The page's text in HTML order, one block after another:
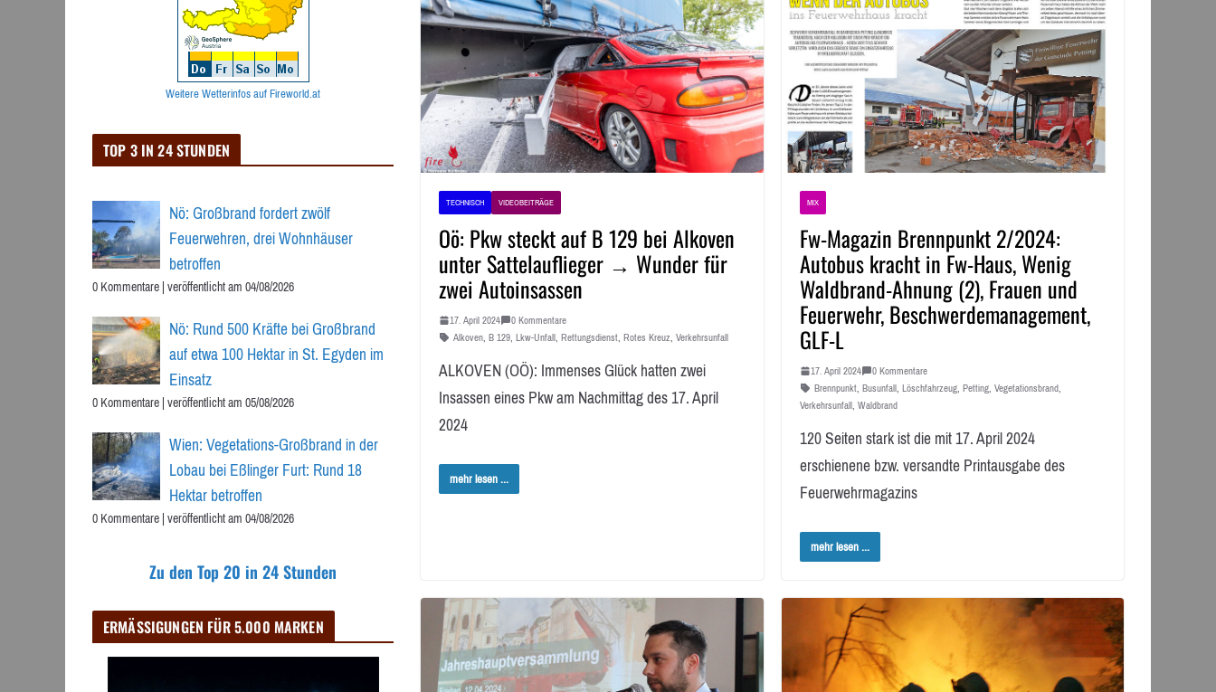
TECHNISCH VIDEOBEITRÄGE
Oö: Pkw steckt auf B 129 bei Alkoven
unter Sattelauflieger → Wunder für
zwei Autoinsassen
17. April 2024 0 Kommentare
Alkoven, B 129, Lkw-Unfall, Rettungsdienst, Rotes Kreuz, Verkehrsunfall
ALKOVEN (OÖ): Immenses Glück hatten zwei
Insassen eines Pkw am Nachmittag des 17. April
2024
mehr lesen ...
MIX
Fw-Magazin Brennpunkt 2/2024:
Autobus kracht in Fw-Haus, Wenig
Waldbrand-Ahnung (2), Frauen und
Feuerwehr, Beschwerdemanagement,
GLF-L
17. April 2024
0 Kommentare
Brennpunkt, Busunfall, Löschfahrzeug, Petting, Vegetationsbrand,
Verkehrsunfall, Waldbrand
120 Seiten stark ist die mit 17. April 2024
erschienene bzw. versandte Printausgabe des
Feuerwehrmagazins
mehr lesen ...
Weitere Wetterinfos auf Fireworld.at
TOP 3 IN 24 STUNDEN
Nö: Großbrand fordert zwölf
Feuerwehren, drei Wohnhäuser
betroffen
0 Kommentare|veröffentlicht am 04/08/2026
Nö: Rund 500 Kräfte bei Großbrand
auf etwa 100 Hektar in St. Egyden im
Einsatz
0 Kommentare|veröffentlicht am 05/08/2026
Wien: Vegetations-Großbrand in der
Lobau bei Eßlinger Furt: Rund 18
Hektar betroffen
0 Kommentare|veröffentlicht am 04/08/2026
Zu den Top 20 in 24 Stunden
ERMÄSSIGUNGEN FÜR 5.000 MARKEN